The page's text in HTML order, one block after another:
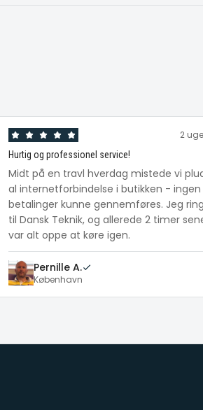
2
Hurtig og professionel service!
Midt på en travl hverdag mistede vi
al internetforbindelse i butikken - ingen
betalinger kunne gennemføres. Jeg
til Dansk Teknik, og allerede 2 timer
var alt oppe at køre igen.
Pernille A.
København